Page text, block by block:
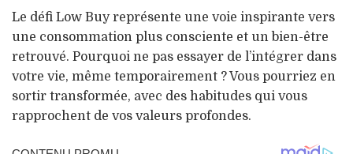
Le défi Low Buy représente une voie inspirante vers
une consommation plus consciente et un bien-être
retrouvé. Pourquoi ne pas essayer de l’intégrer dans
votre vie, même temporairement ? Vous pourriez en
sortir transformée, avec des habitudes qui vous
rapprochent de vos valeurs profondes.